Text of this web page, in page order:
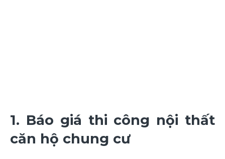
1. Báo giá thi công nội thất
căn hộ chung cư